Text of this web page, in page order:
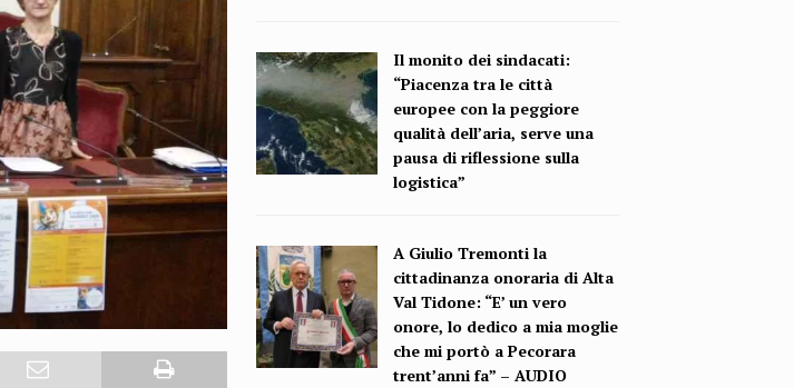
Il monito dei sindacati:
“Piacenza tra le città
europee con la peggiore
qualità dell’aria, serve una
pausa di riflessione sulla
logistica”
A Giulio Tremonti la
cittadinanza onoraria di Alta
Val Tidone: “E’ un vero
onore, lo dedico a mia moglie
che mi portò a Pecorara
trent’anni fa” – AUDIO